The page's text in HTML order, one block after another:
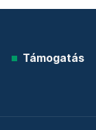
Támogatás